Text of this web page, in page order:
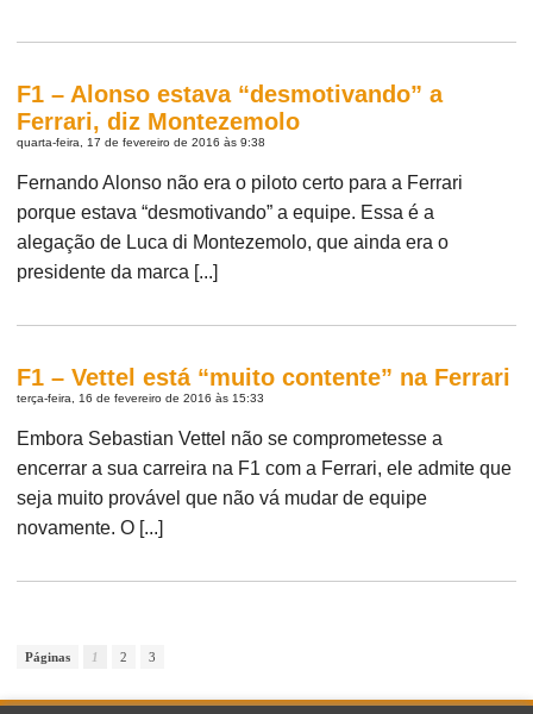
F1 – Alonso estava “desmotivando” a
Ferrari, diz Montezemolo
quarta-feira, 17 de fevereiro de 2016 às 9:38
Fernando Alonso não era o piloto certo para a Ferrari
porque estava “desmotivando” a equipe. Essa é a
alegação de Luca di Montezemolo, que ainda era o
presidente da marca [...]
F1 – Vettel está “muito contente” na Ferrari
terça-feira, 16 de fevereiro de 2016 às 15:33
Embora Sebastian Vettel não se comprometesse a
encerrar a sua carreira na F1 com a Ferrari, ele admite que
seja muito provável que não vá mudar de equipe
novamente. O [...]
Páginas 1 2 3